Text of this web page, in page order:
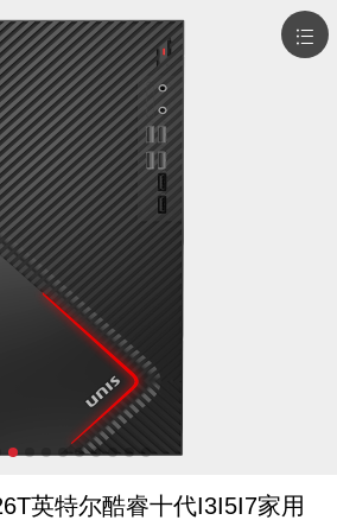
英特尔酷睿十代I3I5I7家用